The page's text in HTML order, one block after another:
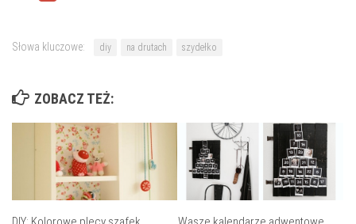
Słowa kluczowe: diy na drutach szydełko
ZOBACZ TEŻ: